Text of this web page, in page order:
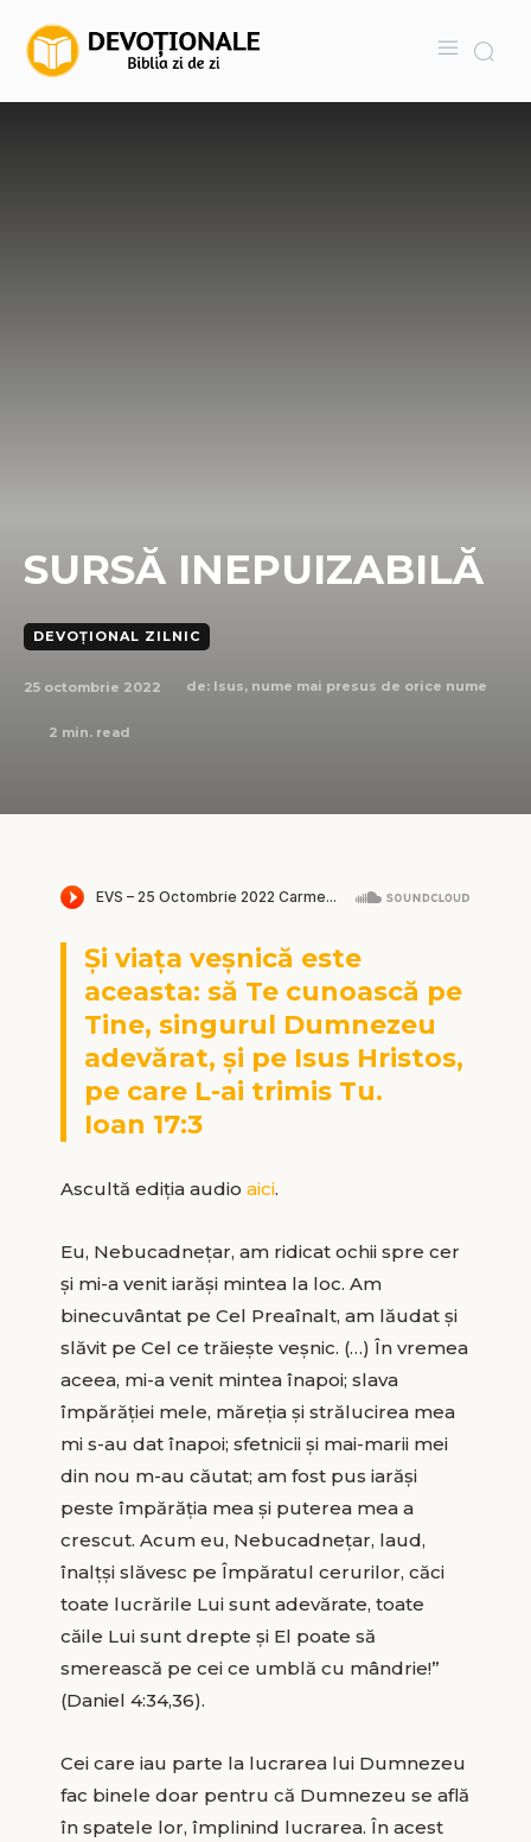
SURSĂ INEPUIZABILĂ
DEVOȚIONAL ZILNIC
25 octombrie 2022 de: Isus, nume mai presus de orice nume
2 min. read
Și viața veșnică este
aceasta: să Te cunoască pe
Tine, singurul Dumnezeu
adevărat, și pe Isus Hristos,
pe care L-ai trimis Tu.
Ioan 17:3
Ascultă ediția audio aici.
Eu, Nebucadnețar, am ridicat ochii spre cer
și mi-a venit iarăși mintea la loc. Am
binecuvântat pe Cel Preaînalt, am lăudat și
slăvit pe Cel ce trăiește veșnic. (…) În vremea
aceea, mi-a venit mintea înapoi; slava
împărăției mele, măreția și strălucirea mea
mi s-au dat înapoi; sfetnicii și mai-marii mei
din nou m-au căutat; am fost pus iarăși
peste împărăția mea și puterea mea a
crescut. Acum eu, Nebucadnețar, laud,
înalțși slăvesc pe Împăratul cerurilor, căci
toate lucrările Lui sunt adevărate, toate
căile Lui sunt drepte și El poate să
smerească pe cei ce umblă cu mândrie!”
(Daniel 4:34,36).
Cei care iau parte la lucrarea lui Dumnezeu
fac binele doar pentru că Dumnezeu se află
în spatele lor, împlinind lucrarea. În acest